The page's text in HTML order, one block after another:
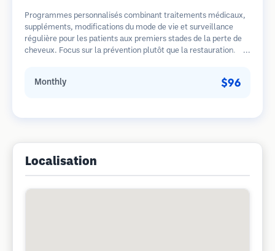
Programmes personnalisés combinant traitements médicaux,
suppléments, modifications du mode de vie et surveillance
régulière pour les patients aux premiers stades de la perte de
cheveux. Focus sur la prévention plutôt que la restauration.
Monthly $96
Localisation